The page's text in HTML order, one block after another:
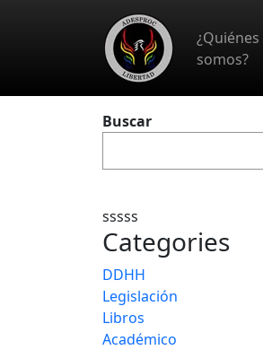
Skip to main content
¿Quiénes
somos?
Buscar
sssss
Categories
DDHH
Legislación
Libros
Académico